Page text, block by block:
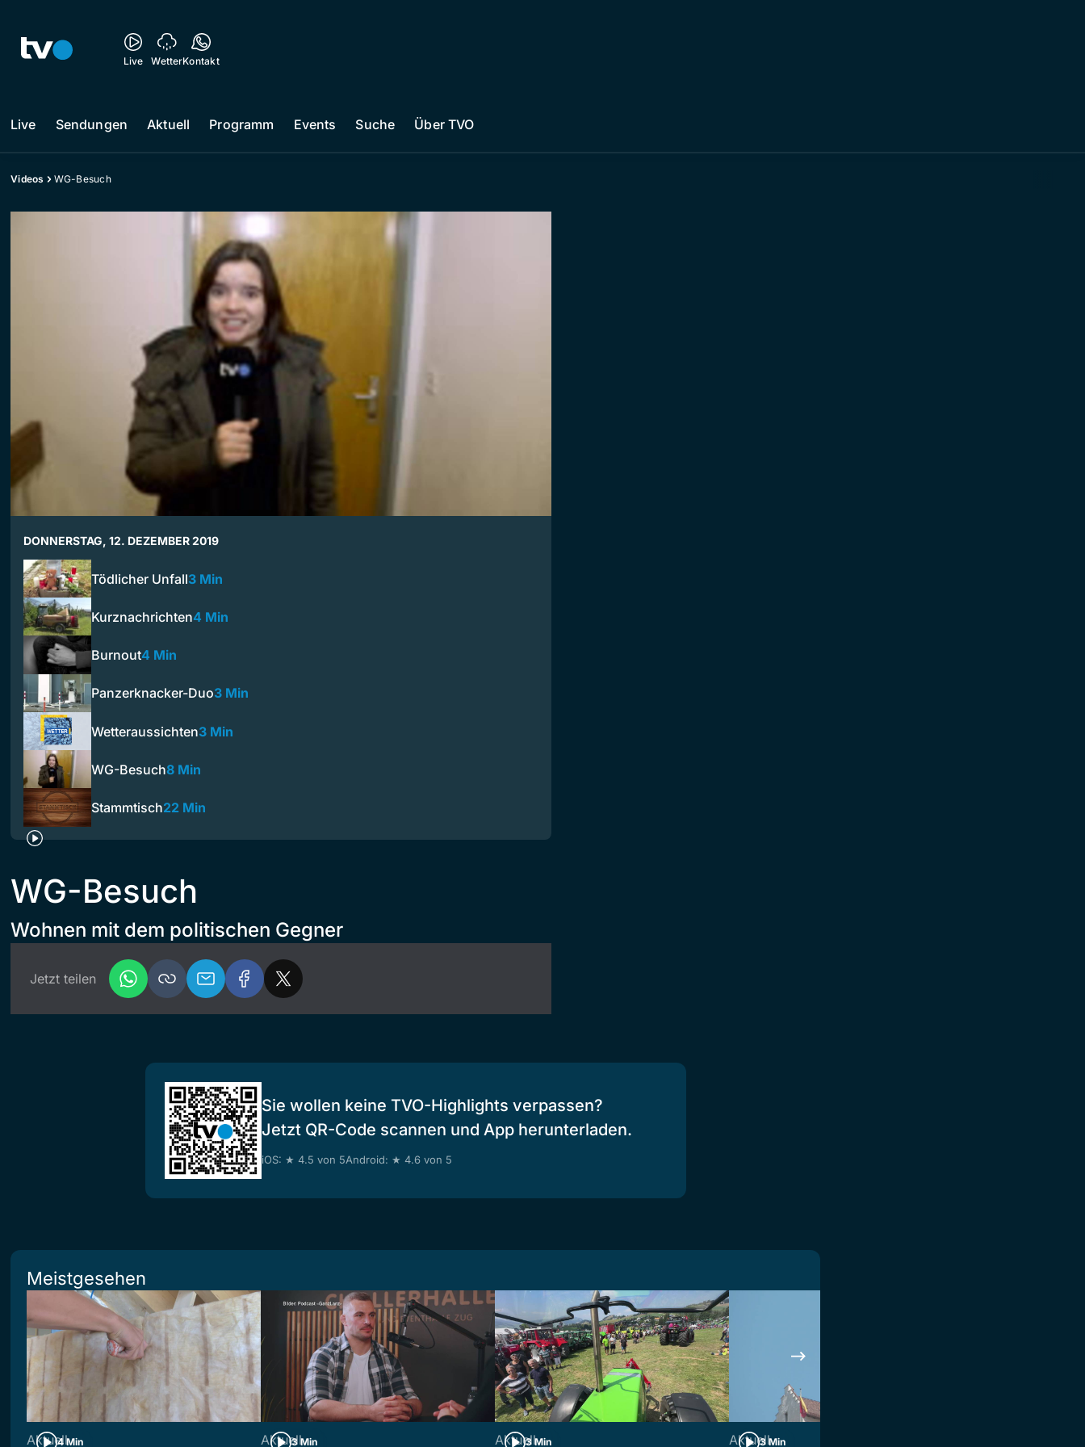
Live WetterKontakt
Live Sendungen Aktuell Programm Events Suche Über TVO
Videos WG-Besuch
DONNERSTAG, 12. DEZEMBER 2019
Tödlicher Unfall3 Min
Kurznachrichten4 Min
Burnout4 Min
Panzerknacker-Duo3 Min
Wetteraussichten3 Min
WG-Besuch8 Min
Stammtisch22 Min
WG-Besuch
Wohnen mit dem politischen Gegner
Jetzt teilen
Sie wollen keine TVO-Highlights verpassen?
Jetzt QR-Code scannen und App herunterladen.
iOS: ★ 4.5 von 5Android: ★ 4.6 von 5
Meistgesehen
4 Min
Aktuell 3 Min
Aktuell 3 Min
Aktuell 3 Min
Aktuell